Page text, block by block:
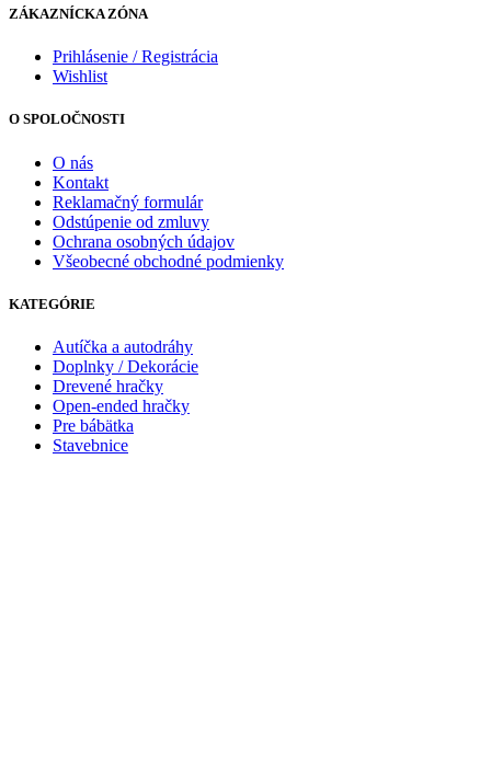
ZÁKAZNÍCKA ZÓNA
Prihlásenie / Registrácia
Wishlist
O SPOLOČNOSTI
O nás
Kontakt
Reklamačný formulár
Odstúpenie od zmluvy
Ochrana osobných údajov
Všeobecné obchodné podmienky
KATEGÓRIE
Autíčka a autodráhy
Doplnky / Dekorácie
Drevené hračky
Open-ended hračky
Pre bábätka
Stavebnice